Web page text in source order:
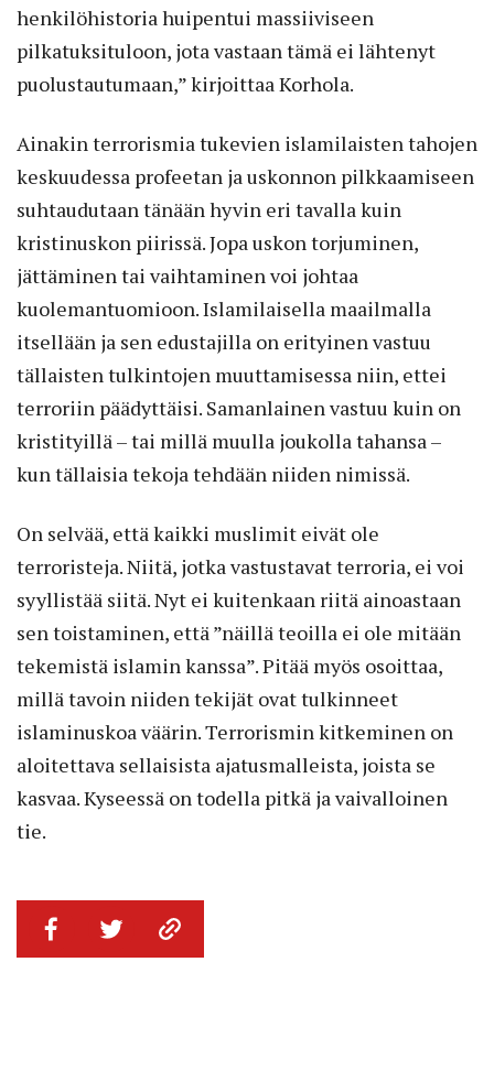
henkilöhistoria huipentui massiiviseen
pilkatuksituloon, jota vastaan tämä ei lähtenyt
puolustautumaan,” kirjoittaa Korhola.
Ainakin terrorismia tukevien islamilaisten tahojen
keskuudessa profeetan ja uskonnon pilkkaamiseen
suhtaudutaan tänään hyvin eri tavalla kuin
kristinuskon piirissä. Jopa uskon torjuminen,
jättäminen tai vaihtaminen voi johtaa
kuolemantuomioon. Islamilaisella maailmalla
itsellään ja sen edustajilla on erityinen vastuu
tällaisten tulkintojen muuttamisessa niin, ettei
terroriin päädyttäisi. Samanlainen vastuu kuin on
kristityillä – tai millä muulla joukolla tahansa –
kun tällaisia tekoja tehdään niiden nimissä.
On selvää, että kaikki muslimit eivät ole
terroristeja. Niitä, jotka vastustavat terroria, ei voi
syyllistää siitä. Nyt ei kuitenkaan riitä ainoastaan
sen toistaminen, että ”näillä teoilla ei ole mitään
tekemistä islamin kanssa”. Pitää myös osoittaa,
millä tavoin niiden tekijät ovat tulkinneet
islaminuskoa väärin. Terrorismin kitkeminen on
aloitettava sellaisista ajatusmalleista, joista se
kasvaa. Kyseessä on todella pitkä ja vaivalloinen
tie.